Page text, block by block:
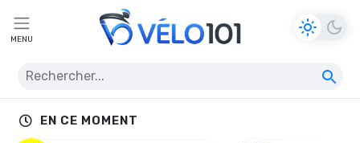
MENU
EN CE MOMENT